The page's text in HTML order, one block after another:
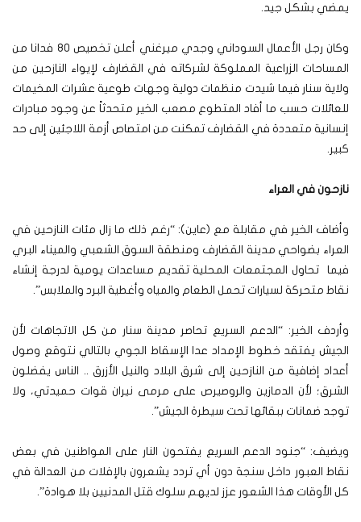
يمضي بشكل جيد.
وكان رجل الأعمال السوداني وجدي ميرغني أعلن تخصيص 80 فدانا من
المساحات الزراعية المملوكة لشركاته في القضارف لإيواء النازحين من
ولاية سنار فيما شيدت منظمات دولية وجهات طوعية عشرات المخيمات
للعائلات حسب ما أفاد المتطوع مصعب الخير متحدثاً عن وجود مبادرات
إنسانية متعددة في القضارف تمكنت من امتصاص أزمة اللاجئين إلى حد
كبير.
نازحون في العراء
وأضاف الخير في مقابلة مع (عاين): “رغم ذلك ما زال مئات النازحين في
العراء بضواحي مدينة القضارف ومنطقة السوق الشعبي والميناء البري
فيما تحاول المجتمعات المحلية تقديم مساعدات يومية لدرجة إنشاء
نقاط متحركة لسيارات تحمل الطعام والمياه وأغطية البرد والملابس”.
وأردف الخير: “الدعم السريع تحاصر مدينة سنار من كل الاتجاهات لأن
الجيش يفتقد خطوط الإمداد عدا الإسقاط الجوي بالتالي نتوقع وصول
أعداد إضافية من النازحين إلى شرق البلاد والنيل الأزرق .. الناس يفضلون
الشرق؛ لأن الدمازين والروصيرص على مرمى نيران قوات حميدتي، ولا
توجد ضمانات ببقائها تحت سيطرة الجيش”.
ويضيف: “جنود الدعم السريع يفتحون النار على المواطنين في بعض
نقاط العبور داخل سنجة دون أي تردد يشعرون بالإفلات من العدالة في
كل الأوقات هذا الشعور عزز لديهم سلوك قتل المدنيين بلا هوادة”.